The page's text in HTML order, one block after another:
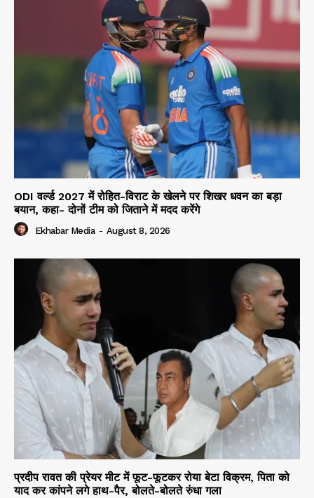
ODI वर्ल्ड 2027 में रोहित-विराट के खेलने पर शिखर धवन का बड़ा
बयान, कहा- दोनों टीम को जिताने में मदद करेंगे
Ekhabar Media - August 8, 2026
प्रदीप रावत की प्रेयर मीट में फूट-फूटकर रोया बेटा विक्रम, पिता को
याद कर कांपने लगे हाथ-पैर, बोलते-बोलते रुंधा गला